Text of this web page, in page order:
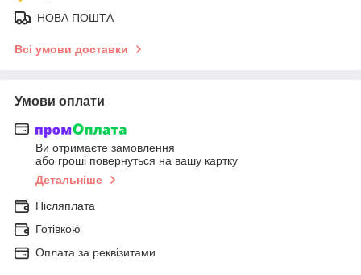
НОВА ПОШТА
Всі умови доставки
Умови оплати
Ви отримаєте замовлення
або гроші повернуться на вашу картку
Детальніше
Післяплата
Готівкою
Оплата за реквізитами